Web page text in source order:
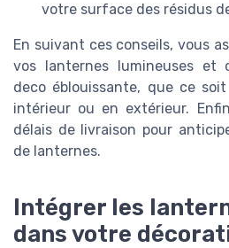
votre surface des résidus
En suivant ces conseils, vous
vos lanternes lumineuses et
deco éblouissante, que ce
intérieur ou en extérieur.
délais de livraison pour
de lanternes.
Intégrer les
dans votre